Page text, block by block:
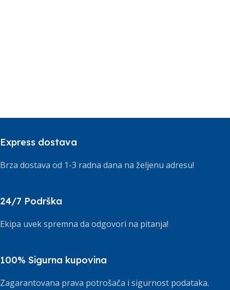
Express dostava
Brza dostava od 1-3 radna dana na željenu adresu!
24/7 Podrška
Ekipa uvek spremna da odgovori na pitanja!
100% Sigurna kupovina
Zagarantovana prava potrošača i sigurnost podataka.